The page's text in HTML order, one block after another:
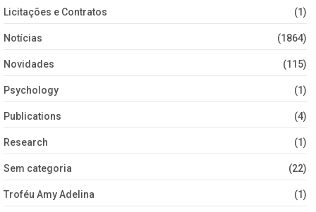
Licitações e Contratos (1)
Notícias (1864)
Novidades (115)
Psychology (1)
Publications (4)
Research (1)
Sem categoria (22)
Troféu Amy Adelina (1)